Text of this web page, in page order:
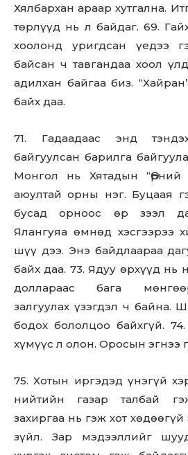
Хялбархан араар хутгална.
төрлүүд нь л байдаг. 69.
хоолонд уригдсан үедээ
байсан ч тавгандаа хоол
адилхан байгаа биз.
байх даа.
71. Гадаадаас энд
байгуулсан барилга
Монгол нь Хятадын “Өрний
аюултай орны нэг. Буцаая
бусад орноос өр зээл
Ялангуяа өмнөд хэсгээрээ
шүү дээ. Энэ байдлаараа
байх даа. 73. Ядуу өрхүүд нь
доллараас бага
залгуулах үзэгдэл ч байна.
бодох бололцоо байхгүй.
хүмүүс л олон. Оросын эгнээ
75. Хотын иргэдэд үнэгүй
нийтийн газар талбай
захиргаа нь гэж хот хөдөөгүй
зүйл. Зар мэдээллийг